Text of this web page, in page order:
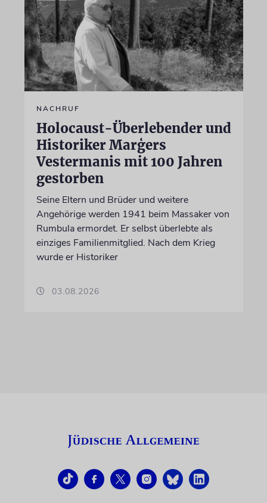
NACHRUF
Holocaust-Überlebender und
Historiker Marģers
Vestermanis mit 100 Jahren
gestorben
Seine Eltern und Brüder und weitere
Angehörige werden 1941 beim Massaker von
Rumbula ermordet. Er selbst überlebte als
einziges Familienmitglied. Nach dem Krieg
wurde er Historiker
03.08.2026